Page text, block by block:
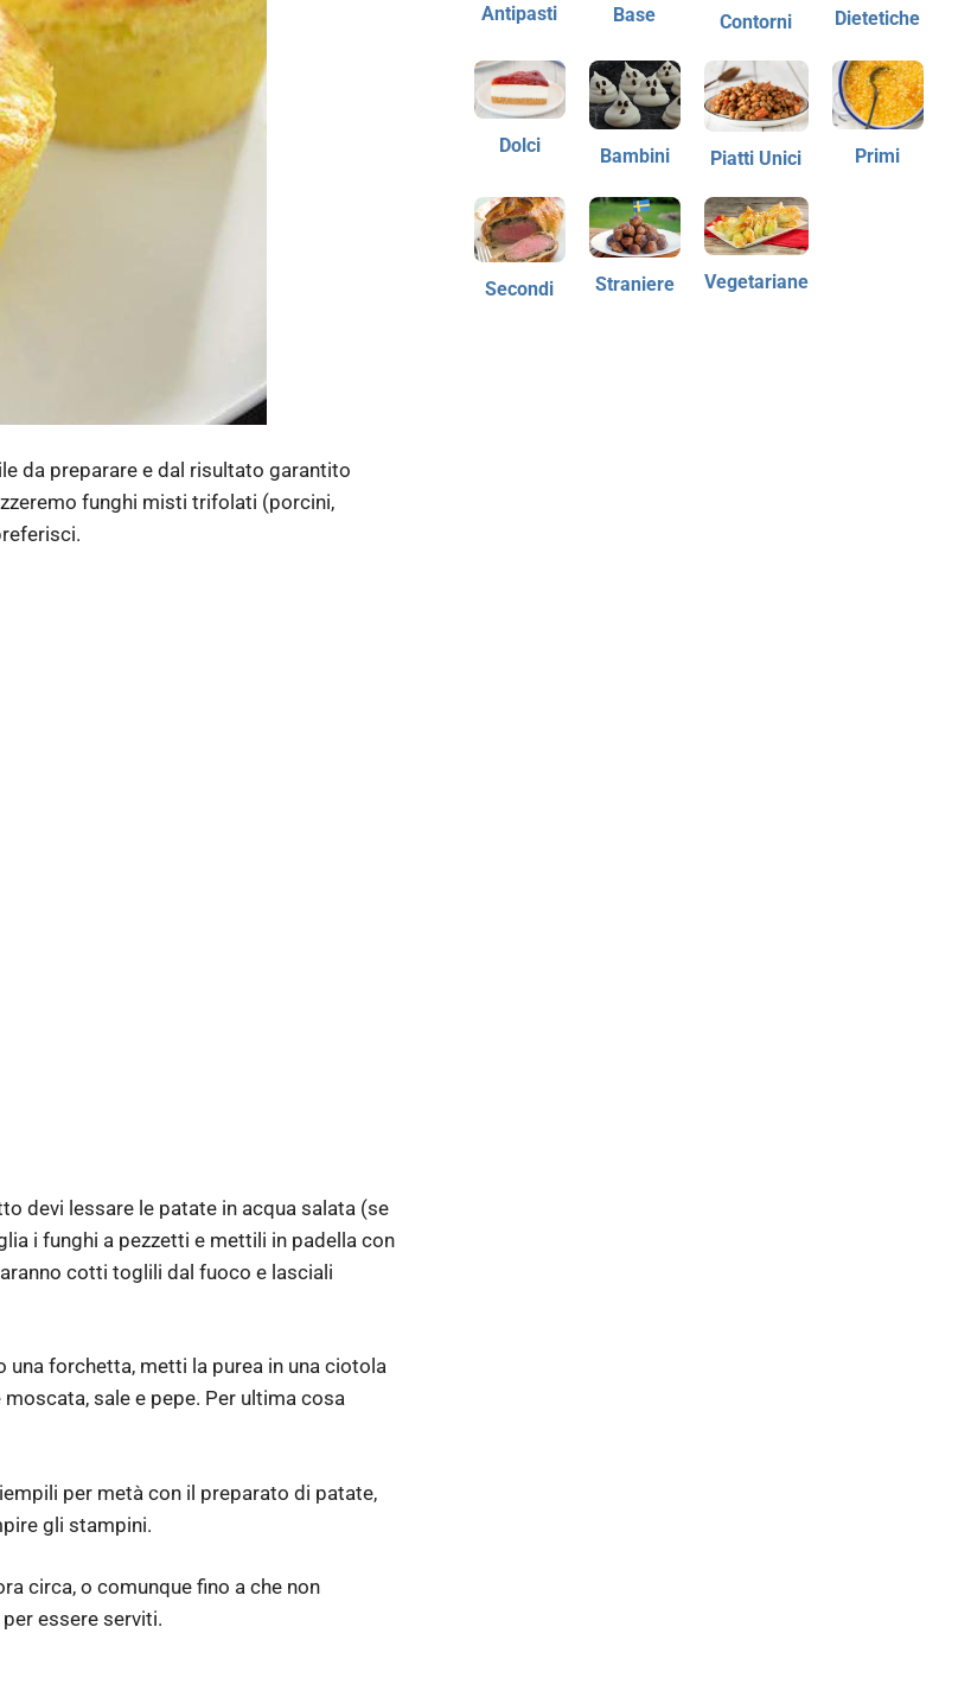
da preparare e dal risultato garantito
funghi misti trifolati (porcini,
devi lessare le patate in acqua salata (se
i funghi a pezzetti e mettili in padella con
cotti toglili dal fuoco e lasciali
forchetta, metti la purea in una ciotola
sale e pepe. Per ultima cosa
per metà con il preparato di patate,
gli stampini.
circa, o comunque fino a che non
essere serviti.
Antipasti Base Contorni Dietetiche
Dolci Bambini Piatti Unici Primi
Secondi Straniere Vegetariane